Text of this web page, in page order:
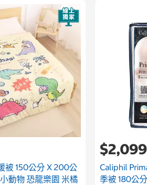
被 150公分 X 200公
動物 恐龍樂園 米橘
$2,099
Caliphil
季被 180公